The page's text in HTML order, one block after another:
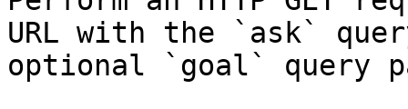
URL with the `ask`
optional `goal` query